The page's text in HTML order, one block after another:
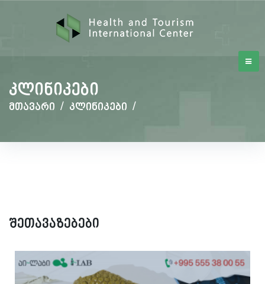
კლინიკები
მთავარი / კლინიკები /
შეთავაზებები